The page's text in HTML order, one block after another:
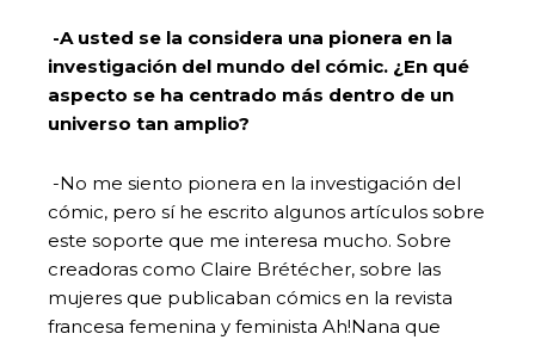
-A usted se la considera una pionera en la
investigación del mundo del cómic. ¿En qué
aspecto se ha centrado más dentro de un
universo tan amplio?
-No me siento pionera en la investigación del
cómic, pero sí he escrito algunos artículos sobre
este soporte que me interesa mucho. Sobre
creadoras como Claire Brétécher, sobre las
mujeres que publicaban cómics en la revista
francesa femenina y feminista Ah!Nana que